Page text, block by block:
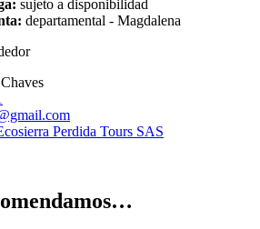
sujeto a disponibilidad
departamental - Magdalena
Perdida Tours SAS